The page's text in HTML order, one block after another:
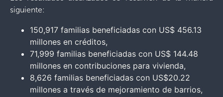
siguiente:
150,917 familias beneficiadas con US$ 456.13
millones en créditos,
71,999 familias beneficiadas con US$ 144.48
millones en contribuciones para vivienda,
8,626 familias beneficiadas con US$20.22
millones a través de mejoramiento de barrios,